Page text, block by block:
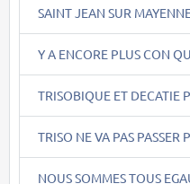
SAINT JEAN SUR
Y A ENCORE PLUS CON
TRISOBIQUE ET DECATIE
TRISO NE VA PAS PASSER
NOUS SOMMES TOUS